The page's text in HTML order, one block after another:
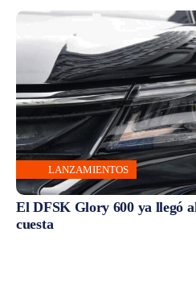
LANZAMIENTOS
El DFSK Glory 600 ya llegó
cuesta